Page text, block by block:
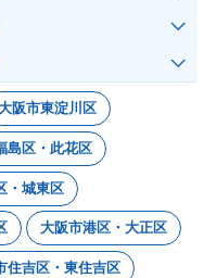
阪市東淀川区
島区・此花区
・城東区
大阪市港区・大正区
住吉区・東住吉区